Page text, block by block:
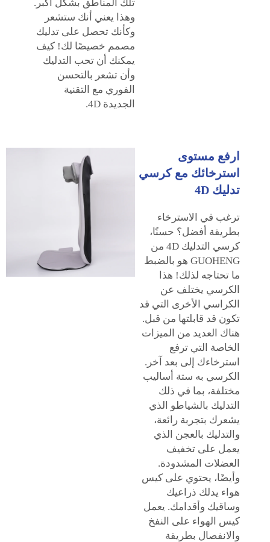
تلك المناطق بشكل أكبر.
وهذا يعني أنك ستشعر
وكأنك تحصل على تدليك
مصمم خصيصًا لك! كيف
يمكنك أن تحب التدليك
وأن تشعر بالتحسن
الفوري مع التقنية
الجديدة 4D.
ارفع مستوى
استرخائك مع كرسي
تدليك 4D
ترغب في الاسترخاء
بطريقة أفضل؟ حسنًا،
كرسي التدليك 4D من
GUOHENG هو بالضبط
ما تحتاجه لذلك! هذا
الكرسي يختلف عن
الكراسي الأخرى التي قد
تكون قد قابلتها من قبل.
هناك العديد من الميزات
الخاصة التي ترفع
استرخاءك إلى بعد آخر.
الكرسي به ستة أساليب
مختلفة، بما في ذلك
التدليك بالشياطو الذي
يشعرك بتجربة رائعة،
والتدليك بالعجن الذي
يعمل على تخفيف
العضلات المشدودة.
وأيضًا، يحتوي على كيس
هواء يدلك ذراعيك
وساقيك وأقدامك. يعمل
كيس الهواء على النفخ
والانفصال بطريقة